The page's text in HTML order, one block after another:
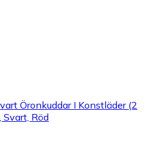
Öronkuddar I Konstläder (2
Svart, Röd